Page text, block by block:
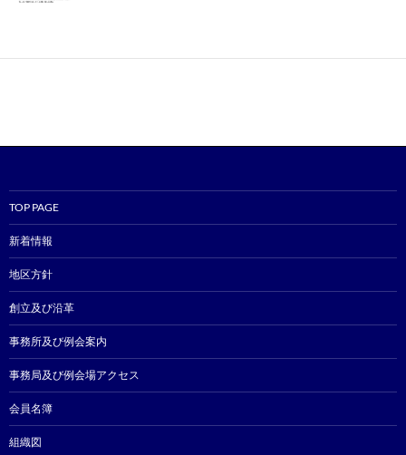
TOP PAGE
新着情報
地区方針
創立及び沿革
事務所及び例会案内
事務局及び例会場アクセス
会員名簿
組織図